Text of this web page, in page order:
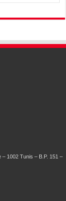
– 1002 Tunis – B.P. 151 –